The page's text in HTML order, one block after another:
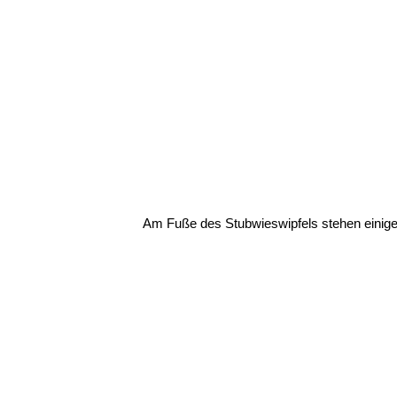
Am Fuße des Stubwieswipfels stehen